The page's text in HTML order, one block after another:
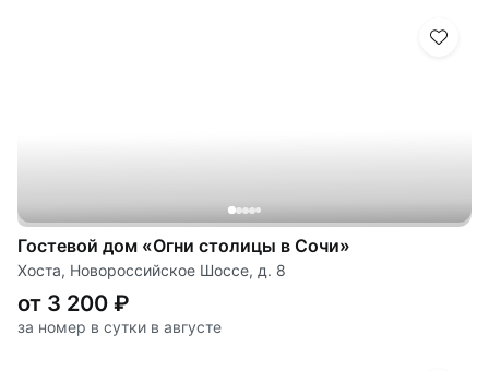
Гостевой дом «Огни столицы в Сочи»
Хоста, Новороссийское Шоссе, д. 8
от 3 200 ₽
за номер в сутки в августе